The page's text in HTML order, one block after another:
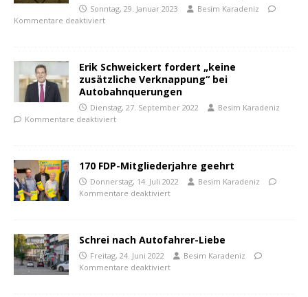
Sonntag, 29. Januar 2023
Besim Karadeniz
Kommentare deaktiviert
Erik Schweickert fordert „keine
zusätzliche Verknappung“ bei
Autobahnquerungen
Dienstag, 27. September 2022
Besim Karadeniz
Kommentare deaktiviert
170 FDP-Mitgliederjahre geehrt
Donnerstag, 14. Juli 2022
Besim Karadeniz
Kommentare deaktiviert
Schrei nach Autofahrer-Liebe
Freitag, 24. Juni 2022
Besim Karadeniz
Kommentare deaktiviert